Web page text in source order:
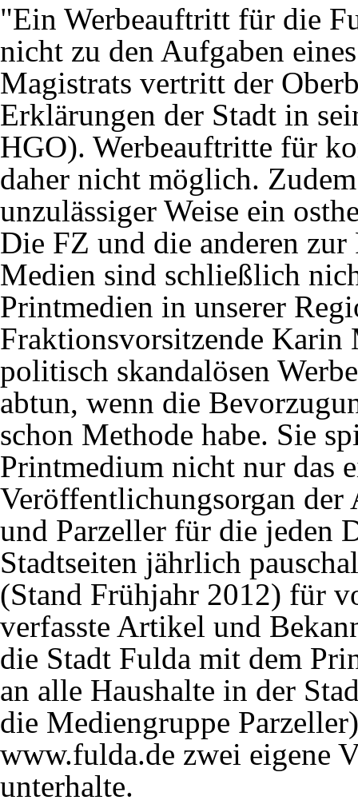
"Ein Werbeauftritt für die
nicht zu den Aufgaben
Magistrats vertritt der
Erklärungen der Stadt in
HGO). Werbeauftritte für
daher nicht möglich.
unzulässiger Weise ein
Die FZ und die anderen zur
Medien sind schließlich
Printmedien in unserer
Fraktionsvorsitzende Karin
politisch skandalösen
abtun, wenn die
schon Methode habe. Sie
Printmedium nicht nur das
Veröffentlichungsorgan der
und Parzeller für die jeden
Stadtseiten jährlich
(Stand Frühjahr 2012) für
verfasste Artikel und
die Stadt Fulda mit dem
an alle Haushalte in der
die Mediengruppe
www.fulda.de zwei eigene
unterhalte.